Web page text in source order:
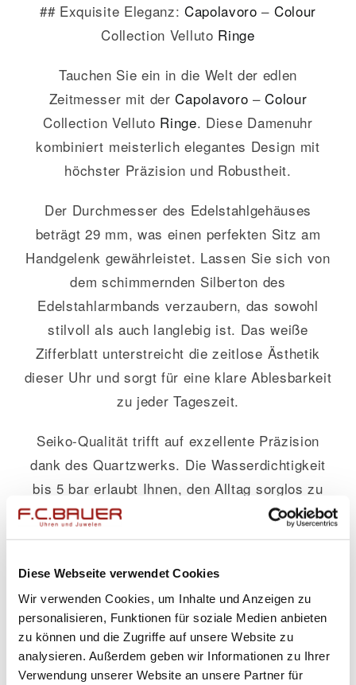
Diese Webseite verwendet Cookies
Wir verwenden Cookies, um Inhalte und Anzeigen zu
personalisieren, Funktionen für soziale Medien anbieten
zu können und die Zugriffe auf unsere Website zu
analysieren. Außerdem geben wir Informationen zu Ihrer
Verwendung unserer Website an unsere Partner für
## Exquisite Eleganz: Capolavoro – Colour
Collection Velluto Ringe
Tauchen Sie ein in die Welt der edlen
Zeitmesser mit derCapolavoro –Colour
Collection Velluto Ringe. Diese Damenuhr
kombiniert meisterlich elegantes Design mit
höchster Präzision und Robustheit.
Der Durchmesser des Edelstahlgehäuses
beträgt 29 mm, was einen perfekten Sitz am
Handgelenk gewährleistet. Lassen Sie sich von
dem schimmernden Silberton des
Edelstahlarmbands verzaubern, das sowohl
stilvoll als auch langlebig ist. Das weiße
Zifferblatt unterstreicht die zeitlose Ästhetik
dieser Uhr und sorgt für eine klare Ablesbarkeit
zu jeder Tageszeit.
Seiko-Qualität trifft auf exzellente Präzision
dank des Quartzwerks. Die Wasserdichtigkeit
bis 5 bar erlaubt Ihnen, den Alltag sorglos zu
meistern – ob im Büro oder bei Outdoor-
Aktivitäten. Mit ihrer Vielseitigkeit passt sie
bleibt dabei immer unaufdringlich
Diese Kollektion spiegelt nicht nur höchste
Verarbeitungsqualität wider, sondern setzt auch
modische Akzente, die jedes Outfit bereichern